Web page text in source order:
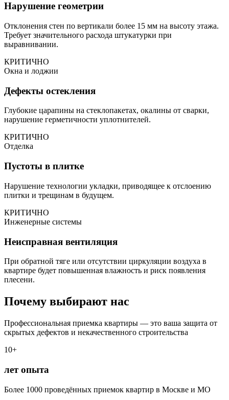
Нарушение геометрии
Отклонения стен по вертикали более 15 мм на высоту этажа.
Требует значительного расхода штукатурки при
выравнивании.
КРИТИЧНО
Окна и лоджии
Дефекты остекления
Глубокие царапины на стеклопакетах, окалины от сварки,
нарушение герметичности уплотнителей.
КРИТИЧНО
Отделка
Пустоты в плитке
Нарушение технологии укладки, приводящее к отслоению
плитки и трещинам в будущем.
КРИТИЧНО
Инженерные системы
Неисправная вентиляция
При обратной тяге или отсутствии циркуляции воздуха в
квартире будет повышенная влажность и риск появления
плесени.
Почему выбирают нас
Профессиональная приемка квартиры — это ваша защита от
скрытых дефектов и некачественного строительства
10+
лет опыта
Более 1000 проведённых приемок квартир в Москве и МО